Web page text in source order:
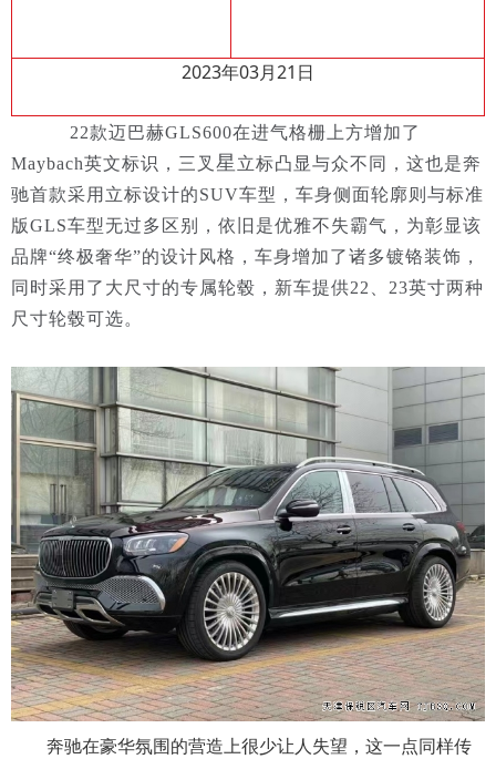
2023年03月21日
22款迈巴赫GLS600在进气格栅上方增加了
Maybach英文标识，三叉 星 立标凸显与众不同，这也是奔
驰首款采用立标设计的SUV车型，车身侧面轮廓则与标准
版GLS车型无过多区别，依旧是优雅不失霸气，为彰显该
品牌“终极奢华”的设计风格，车身增加了诸多镀铬装饰，
同时采用了大尺寸的专属轮毂，新车提供22、23英寸两种
尺寸轮毂可选。
奔驰在豪华氛围的营造上很少让人失望，这一点同样传